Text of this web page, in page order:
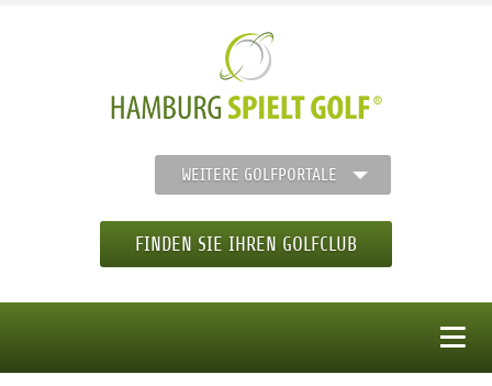
WEITERE GOLFPORTALE
FINDEN SIE IHREN GOLFCLUB